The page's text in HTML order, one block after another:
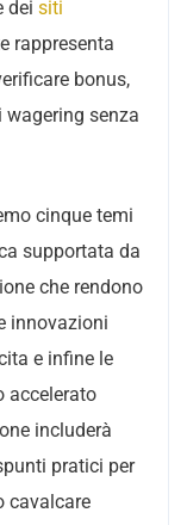
dei siti
rappresenta
bonus,
senza
cinque temi
supportata da
che rendono
innovazioni
e infine le
accelerato
includerà
pratici per
cavalcare